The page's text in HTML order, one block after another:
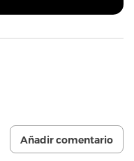
Añadir comentario